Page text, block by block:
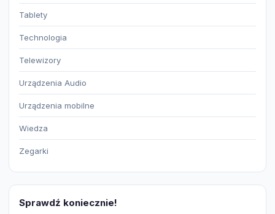
Tablety
Technologia
Telewizory
Urządzenia Audio
Urządzenia mobilne
Wiedza
Zegarki
Sprawdź koniecznie!